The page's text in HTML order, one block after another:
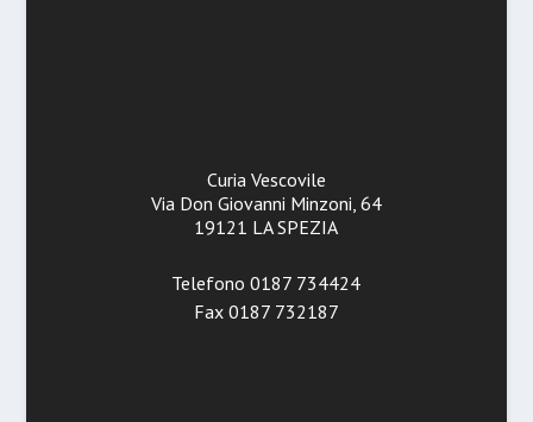
Curia Vescovile
Via Don Giovanni Minzoni, 64
19121 LA SPEZIA
Telefono 0187 734424
Fax 0187 732187